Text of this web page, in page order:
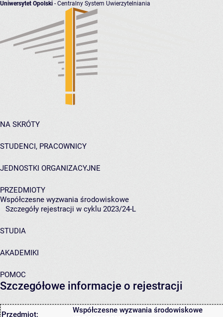
Uniwersytet Opolski - Centralny System Uwierzytelniania
NA SKRÓTY
STUDENCI, PRACOWNICY
JEDNOSTKI ORGANIZACYJNE
PRZEDMIOTY
Współczesne wyzwania środowiskowe
Szczegóły rejestracji w cyklu 2023/24-L
STUDIA
AKADEMIKI
POMOC
Szczegółowe informacje o rejestracji
Przedmiot: Współczesne wyzwania środowiskowe